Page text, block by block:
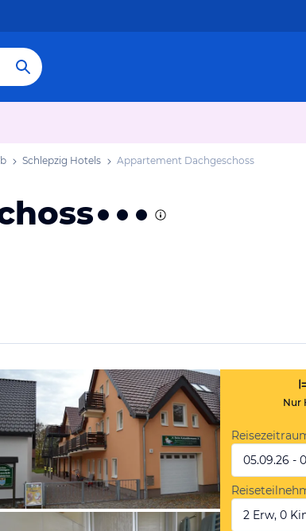
Schlepzig Hotels Appartement Dachgeschoss
Nur
05.09.26 -
2 Erw, 0